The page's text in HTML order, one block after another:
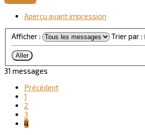
Aperçu avant impression
Afficher : Trier par :
31 messages
Précédent
1
2
3
4